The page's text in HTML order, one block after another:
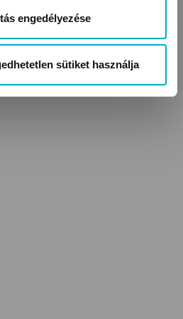
engedélyezése
sütiket használja